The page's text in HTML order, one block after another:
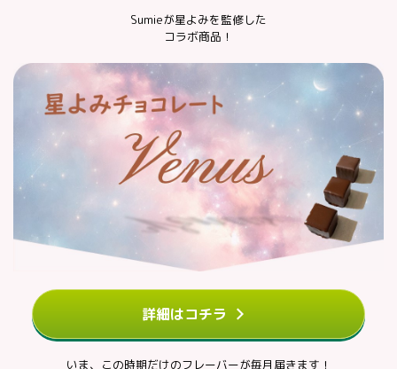
Sumieが星よみを監修した
コラボ商品！
詳細はコチラ
いま、この時期だけのフレーバーが毎月届きます！